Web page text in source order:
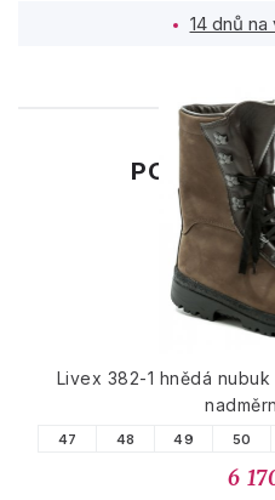
14 dnů
PODOBNÉ
Livex 382-1 hnědá
47 48 49 50
6